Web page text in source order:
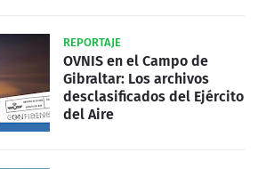
REPORTAJE
OVNIS en el Campo de
Gibraltar: Los archivos
desclasificados del Ejército
del Aire